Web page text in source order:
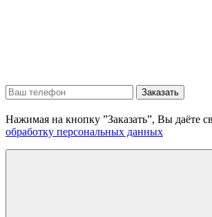
Заказать
Нажимая на кнопку ”Заказать”, Вы даёте
обработку персональных данных